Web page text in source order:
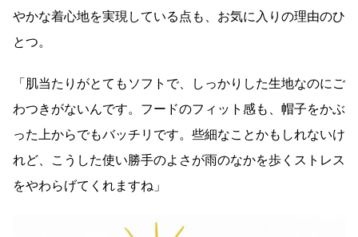
やかな着心地を実現している点も、お気に入りの理由のひ
とつ。
「肌当たりがとてもソフトで、しっかりした生地なのにご
わつきがないんです。フードのフィット感も、帽子をかぶ
った上からでもバッチリです。些細なことかもしれないけ
れど、こうした使い勝手のよさが雨のなかを歩くストレス
をやわらげてくれますね」